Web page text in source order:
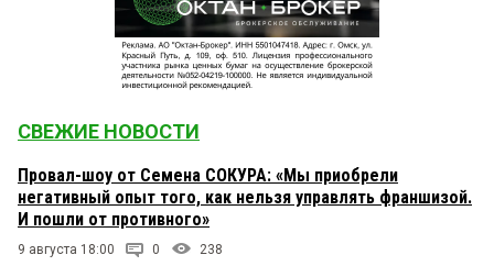
СВЕЖИЕ НОВОСТИ
Провал-шоу от Семена СОКУРА: «Мы приобрели
негативный опыт того, как нельзя управлять франшизой.
И пошли от противного»
9 августа 18:00 0 238